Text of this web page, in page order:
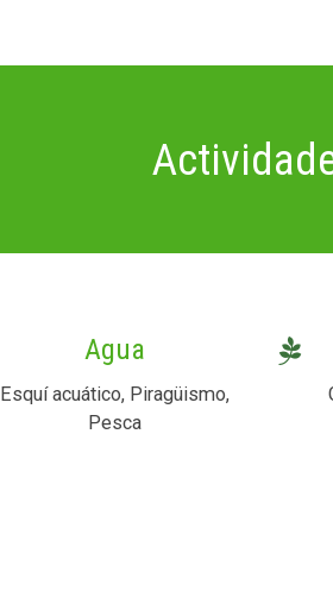
Agua
Esquí acuático, Piragüismo,
Pesca